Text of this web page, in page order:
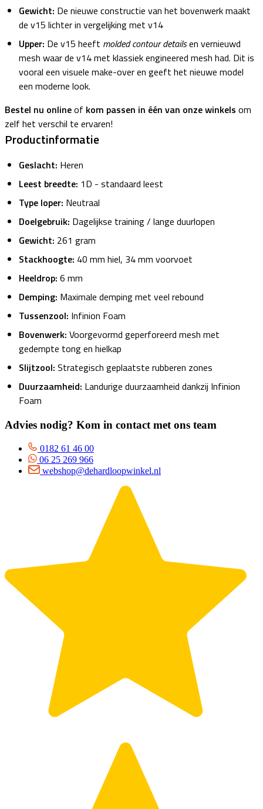
Gewicht: De nieuwe constructie van het bovenwerk maakt
de v15 lichter in vergelijking met v14
Upper: De v15 heeft molded contour detailsen vernieuwd
mesh waar de v14 met klassiek engineered mesh had. Dit is
vooral een visuele make-over en geeft het nieuwe model
een moderne look.
Bestel nu onlineof kom passen in één van onze winkels om
zelf het verschil te ervaren!
Productinformatie
Geslacht: Heren
Leest breedte: 1D - standaard leest
Type loper: Neutraal
Doelgebruik: Dagelijkse training / lange duurlopen
Gewicht: 261 gram
Stackhoogte: 40 mm hiel, 34 mm voorvoet
Heeldrop: 6 mm
Demping: Maximale demping met veel rebound
Tussenzool: Infinion Foam
Bovenwerk: Voorgevormd geperforeerd mesh met
gedempte tong en hielkap
Slijtzool: Strategisch geplaatste rubberen zones
Duurzaamheid: Landurige duurzaamheid dankzij Infinion
Foam
Advies nodig? Kom in contact met ons team
0182 61 46 00
06 25 269 966
webshop@dehardloopwinkel.nl